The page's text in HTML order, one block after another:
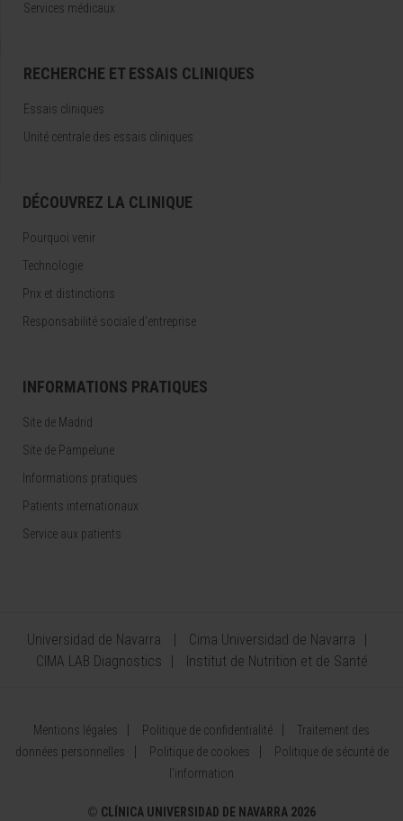
Services médicaux
RECHERCHE ET ESSAIS CLINIQUES
Essais cliniques
Unité centrale des essais cliniques
DÉCOUVREZ LA CLINIQUE
Pourquoi venir
Technologie
Prix et distinctions
Responsabilité sociale d'entreprise
INFORMATIONS PRATIQUES
Site de Madrid
Site de Pampelune
Informations pratiques
Patients internationaux
Service aux patients
Universidad de Navarra
Cima Universidad de Navarra
CIMA LAB Diagnostics
Institut de Nutrition et de Santé
Mentions légales Politique de confidentialité
Traitement des
données personnelles
Politique de cookies
Politique de sécurité de
l’information
© CLÍNICA UNIVERSIDAD DE NAVARRA 2026